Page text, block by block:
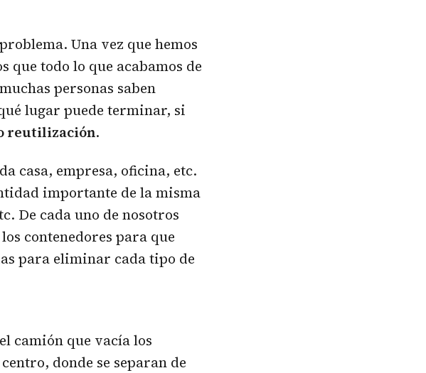
Una vez que hemos
que todo lo que acabamos de
personas saben
lugar puede terminar, si
reutilización.
casa, empresa, oficina, etc.
importante de la misma
De cada uno de nosotros
contenedores para que
para eliminar cada tipo de
camión que vacía los
donde se separan de